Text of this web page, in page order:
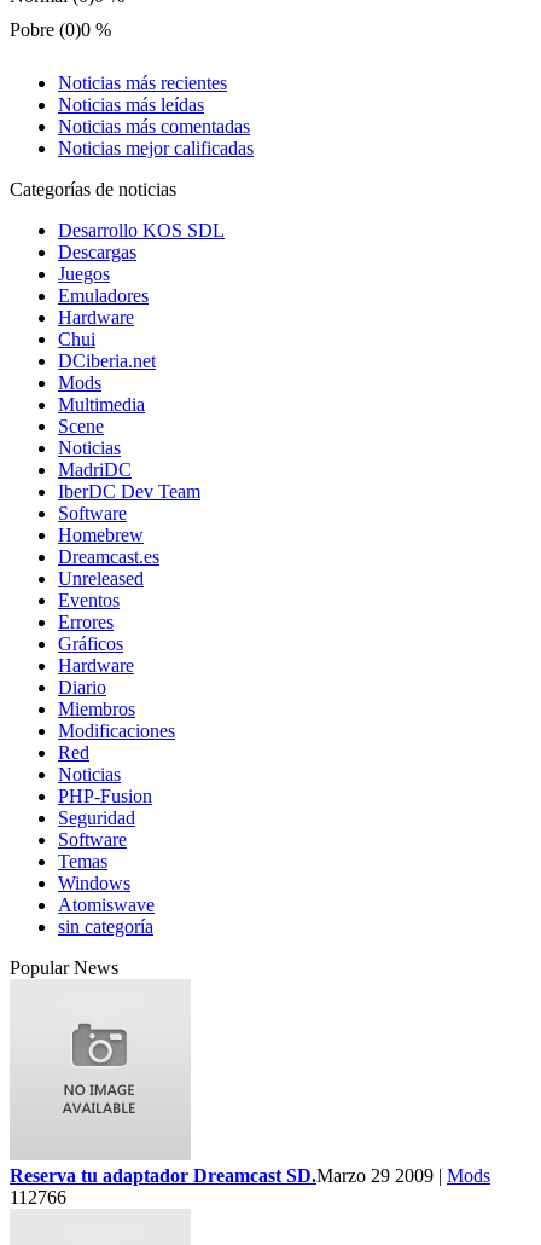
Pobre (0)0 %
Noticias más recientes
Noticias más leídas
Noticias más comentadas
Noticias mejor calificadas
Categorías de noticias
Desarrollo KOS SDL
Descargas
Juegos
Emuladores
Hardware
Chui
DCiberia.net
Mods
Multimedia
Scene
Noticias
MadriDC
IberDC Dev Team
Software
Homebrew
Dreamcast.es
Unreleased
Eventos
Errores
Gráficos
Hardware
Diario
Miembros
Modificaciones
Red
Noticias
PHP-Fusion
Seguridad
Software
Temas
Windows
Atomiswave
sin categoría
Popular News
Reserva tu adaptador Dreamcast SD.Marzo 29 2009 | Mods
112766